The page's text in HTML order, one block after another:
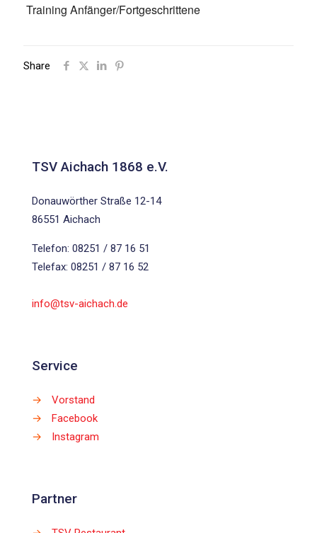
Training Anfänger/Fortgeschrittene
Share
TSV Aichach 1868 e.V.
Donauwörther Straße 12-14
86551 Aichach
Telefon: 08251 / 87 16 51
Telefax: 08251 / 87 16 52
info@tsv-aichach.de
Service
→
Vorstand
→
Facebook
→
Instagram
Partner